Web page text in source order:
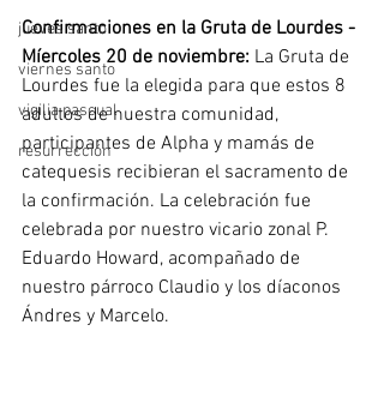
jueves santo
viernes santo
vigilia pascual
resurrección
Confirmaciones en la Gruta de Lourdes -
Míercoles 20 de noviembre: La Gruta de
Lourdes fue la elegida para que estos 8
adultos de nuestra comunidad,
participantes de Alpha y mamás de
catequesis recibieran el sacramento de
la confirmación. La celebración fue
celebrada por nuestro vicario zonal P.
Eduardo Howard, acompañado de
nuestro párroco Claudio y los díaconos
Ándres y Marcelo.